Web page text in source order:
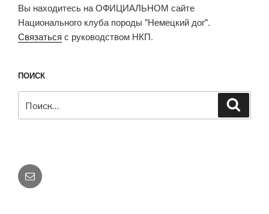
Вы находитесь на ОФИЦИАЛЬНОМ сайте
Национального клуба породы "Немецкий дог".
Связаться с руководством НКП.
ПОИСК
E-
mail